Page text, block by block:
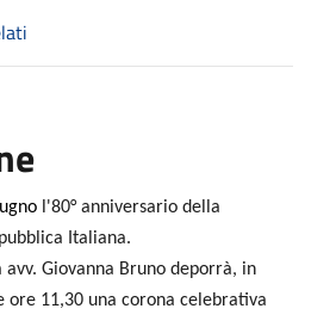
l'80° anniversario della
Italiana.
avv. Giovanna Bruno deporrà, in
ore 11,30 una corona celebrativa